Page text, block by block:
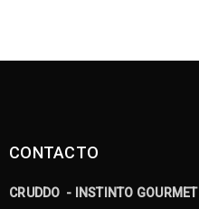
CONTACTO
CRUDDO - INSTINTO GOURMET